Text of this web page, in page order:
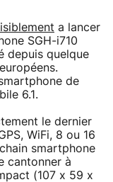
a lancer
SGH-i710
depuis quelque
de
6.1.
le dernier
WiFi, 8 ou 16
smartphone
cantonner à
(107 x 59 x